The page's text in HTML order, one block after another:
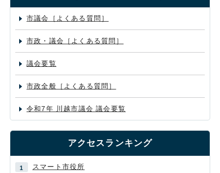
市議会［よくある質問］
市政・議会［よくある質問］
議会要覧
市政全般［よくある質問］
令和7年 川越市議会 議会要覧
アクセスランキング
スマート市役所